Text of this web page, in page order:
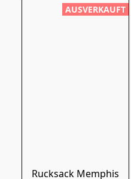
AUSVERKAUFT
Rucksack Memphis